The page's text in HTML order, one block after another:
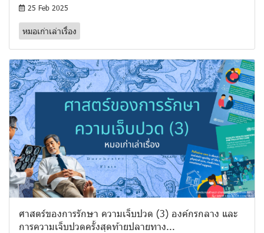
25 Feb 2025
หมอเก่าเล่าเรื่อง
ศาสตร์ของการรักษา ความเจ็บปวด (3) องค์กรกลาง และ
การความเจ็บปวดครั้งสุดท้ายปลายทาง...